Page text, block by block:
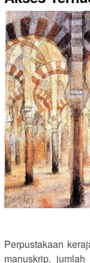
Perpustakaan
manuskrip,